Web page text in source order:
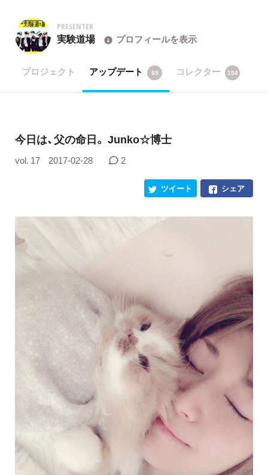
PRESENTER
実験道場 プロフィールを表示
プロジェクト アップデート 65 コレクター 154
今日は、父の命日。 Junko☆博士
vol. 17 2017-02-28 2
シェア
ツイート